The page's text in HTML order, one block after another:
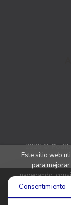
2026 ©
Este sitio web
para
navegando,
Consentimiento